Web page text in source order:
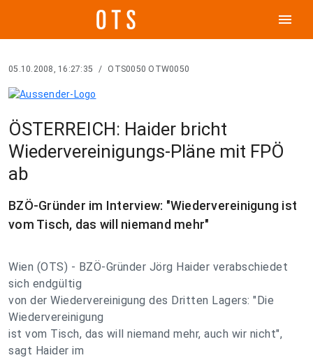
menu
05.10.2008, 16:27:35 / OTS0050 OTW0050
ÖSTERREICH: Haider bricht
Wiedervereinigungs-Pläne mit FPÖ
ab
BZÖ-Gründer im Interview: "Wiedervereinigung ist
vom Tisch, das will niemand mehr"
Wien (OTS) - BZÖ-Gründer Jörg Haider verabschiedet
sich endgültig
von der Wiedervereinigung des Dritten Lagers: "Die
Wiedervereinigung
ist vom Tisch, das will niemand mehr, auch wir nicht",
sagt Haider im